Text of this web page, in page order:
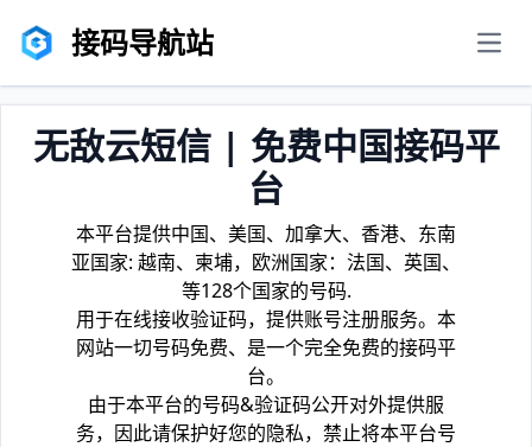
接码导航站
无敌云短信 | 免费中国接码平
台
本平台提供中国、美国、加拿大、香港、东南
亚国家: 越南、柬埔，欧洲国家：法国、英国、
等128个国家的号码.
用于在线接收验证码，提供账号注册服务。本
网站一切号码免费、是一个完全免费的接码平
台。
由于本平台的号码&验证码公开对外提供服
务，因此请保护好您的隐私，禁止将本平台号